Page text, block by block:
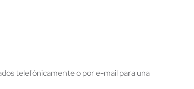
telefónicamente o por e-mail para una